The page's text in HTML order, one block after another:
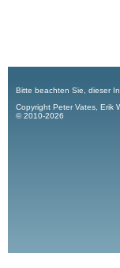
Bitte beachten Sie, dieser
Copyright Peter Vates, Erik
© 2010-2026